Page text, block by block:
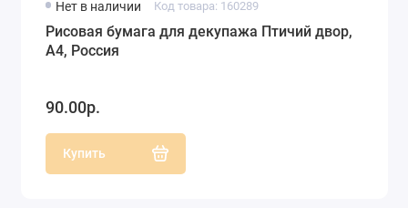
Нет в наличии Код товара: 160289
Рисовая бумага для декупажа Птичий двор,
А4, Россия
90.00р.
Купить